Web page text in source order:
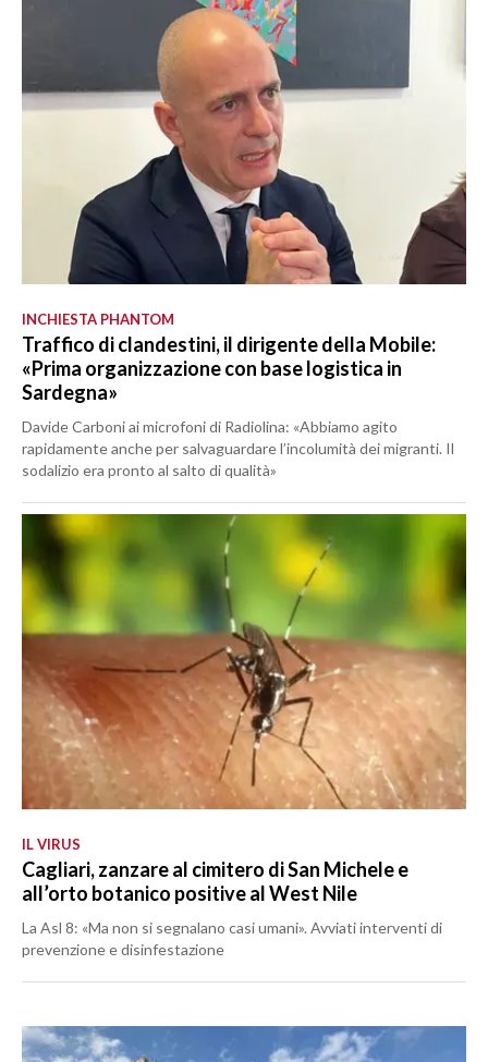
INCHIESTA PHANTOM
Traffico di clandestini, il dirigente della Mobile:
«Prima organizzazione con base logistica in
Sardegna»
Davide Carboni ai microfoni di Radiolina: «Abbiamo agito
rapidamente anche per salvaguardare l’incolumità dei migranti. Il
sodalizio era pronto al salto di qualità»
IL VIRUS
Cagliari, zanzare al cimitero di San Michele e
all’orto botanico positive al West Nile
La Asl 8: «Ma non si segnalano casi umani». Avviati interventi di
prevenzione e disinfestazione